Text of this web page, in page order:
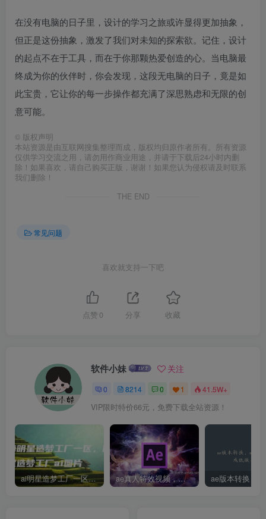
在没有电脑的日子里，设计的学习之旅或许显得更加抽象，
但正是这份抽象，激发了我们对未知的探索欲。记住，设计
的起点不在于工具，而在于你那颗热爱创造的心。当电脑最
终成为你的伙伴时，你会发现，这段无电脑的日子，竟是如
此宝贵，它让你的每一步操作都充满了深思熟虑和无限的创
意可能。
© 版权声明
本站资源是由互联网搜集整理而成，版权均归原作者所有。所有资源
仅供学习交流之用，请勿用作商业用途，并请于下载后24小时内删
除！如果喜欢，请自己购买正版，谢谢！如果您认为侵权请及时联系
我们删除！
THE END
常见问题
喜欢就支持一下吧
点赞 0 分享 收藏
软件小妹 关注
0 8214 0 1 41.5W+
VIP限时特价66元，免费下载全站资源！
ai明星造梦工厂一区，明星造梦工厂ai图片 ae真人特效视频，大学生第一次做ppt怎么做